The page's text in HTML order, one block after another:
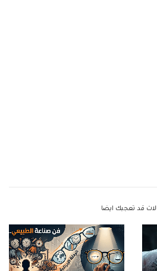
قد تعجبك ايضا